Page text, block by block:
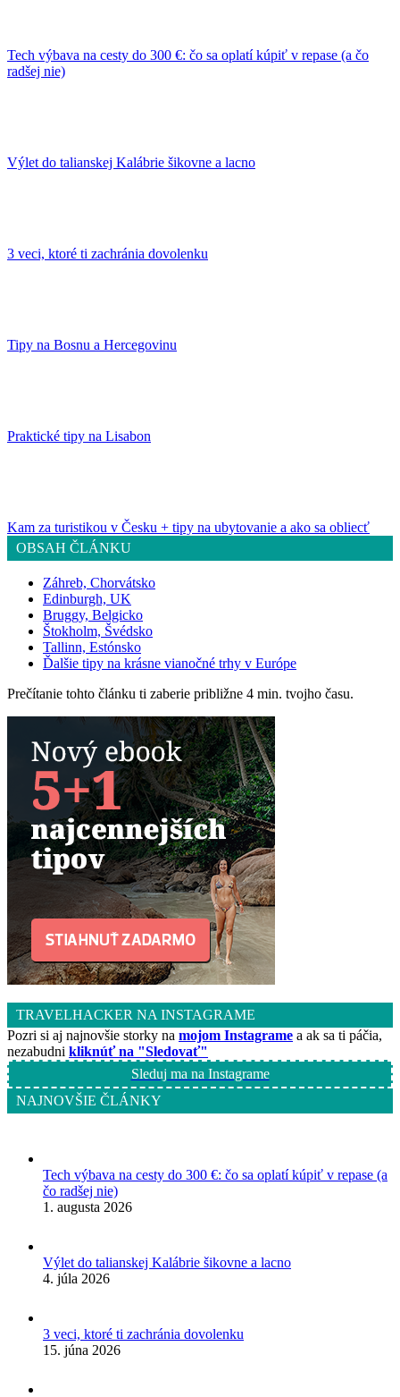
Tech výbava na cesty do 300 €: čo sa oplatí kúpiť v repase (a čo
radšej nie)
Výlet do talianskej Kalábrie šikovne a lacno
3 veci, ktoré ti zachránia dovolenku
Tipy na Bosnu a Hercegovinu
Praktické tipy na Lisabon
Kam za turistikou v Česku + tipy na ubytovanie a ako sa obliecť
OBSAH ČLÁNKU
Záhreb, Chorvátsko
Edinburgh, UK
Bruggy, Belgicko
Štokholm, Švédsko
Tallinn, Estónsko
Ďalšie tipy na krásne vianočné trhy v Európe
Prečítanie tohto článku ti zaberie približne 4 min. tvojho času.
TRAVELHACKER NA INSTAGRAME
Pozri si aj najnovšie storky na mojom Instagrame a ak sa ti páčia,
nezabudni kliknúť na "Sledovať"
Sleduj ma na Instagrame
NAJNOVŠIE ČLÁNKY
Tech výbava na cesty do 300 €: čo sa oplatí kúpiť v repase (a
čo radšej nie)
1. augusta 2026
Výlet do talianskej Kalábrie šikovne a lacno
4. júla 2026
3 veci, ktoré ti zachránia dovolenku
15. júna 2026